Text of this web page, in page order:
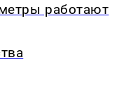
работают